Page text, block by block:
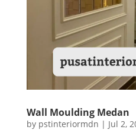
Wall Moulding Medan
by pstinteriormdn | Jul 2,